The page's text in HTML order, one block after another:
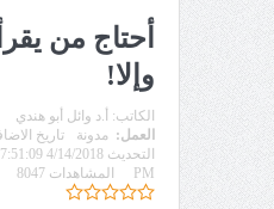
أحتاج من
وإلا!
الكاتب: أ.د وائل أبو هندي
العمل: مدونة تاريخ الاضافة 3/13/
التحديث 4/14/2018 7:51:09
PM
المشاهدات 8047